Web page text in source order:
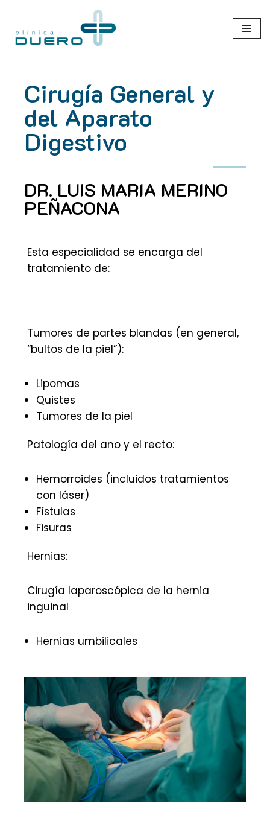
Saltar
al
Cirugía General y
del Aparato
Digestivo
DR. LUIS MARIA MERINO
PEÑACONA
Esta especialidad se encarga del
tratamiento de:
Tumores de partes blandas (en general,
“bultos de la piel”):
Lipomas
Quistes
Tumores de la piel
Patología del ano y el recto:
Hemorroides (incluidos tratamientos
con láser)
Fístulas
Fisuras
Hernias:
Cirugía laparoscópica de la hernia
inguinal
Hernias umbilicales